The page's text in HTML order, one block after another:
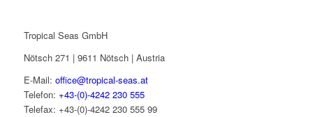
Tropical Seas GmbH
Nötsch 271 | 9611 Nötsch | Austria
E-Mail: office@tropical-seas.at
Telefon: +43-(0)-4242 230 555
Telefax: +43-(0)-4242 230 555 99